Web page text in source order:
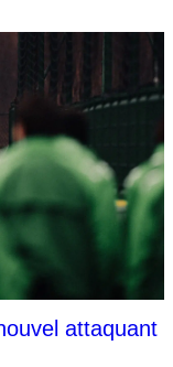
attaquant